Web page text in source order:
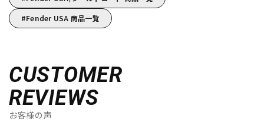
Fender USA 商品一覧
CUSTOMER
REVIEWS
お客様の声